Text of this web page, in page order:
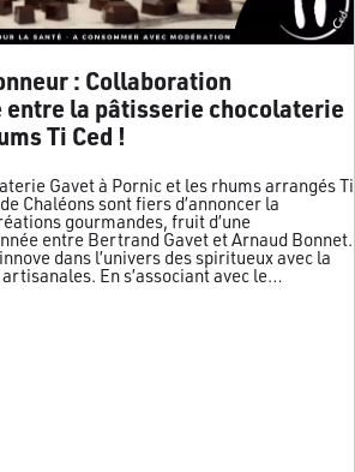
: Collaboration
la pâtisserie chocolaterie
Ti Ced !
Gavet à Pornic et les rhums arrangés Ti
Chaléons sont fiers d’annoncer la
gourmandes, fruit d’une
entre Bertrand Gavet et Arnaud Bonnet.
dans l’univers des spiritueux avec la
En s’associant avec le…